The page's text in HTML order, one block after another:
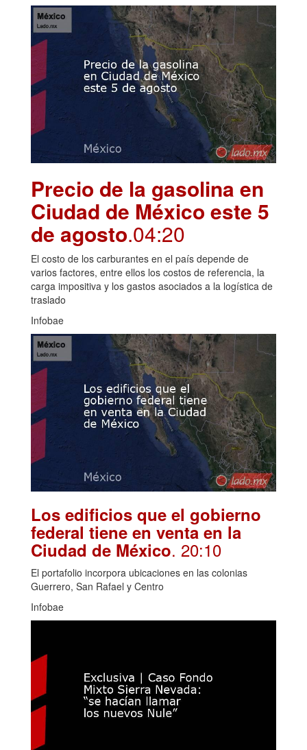
Precio de la gasolina en
Ciudad de México este 5
de agosto.04:20
El costo de los carburantes en el país depende de
varios factores, entre ellos los costos de referencia, la
carga impositiva y los gastos asociados a la logística de
traslado
Infobae
Los edificios que el gobierno
federal tiene en venta en la
Ciudad de México. 20:10
El portafolio incorpora ubicaciones en las colonias
Guerrero, San Rafael y Centro
Infobae